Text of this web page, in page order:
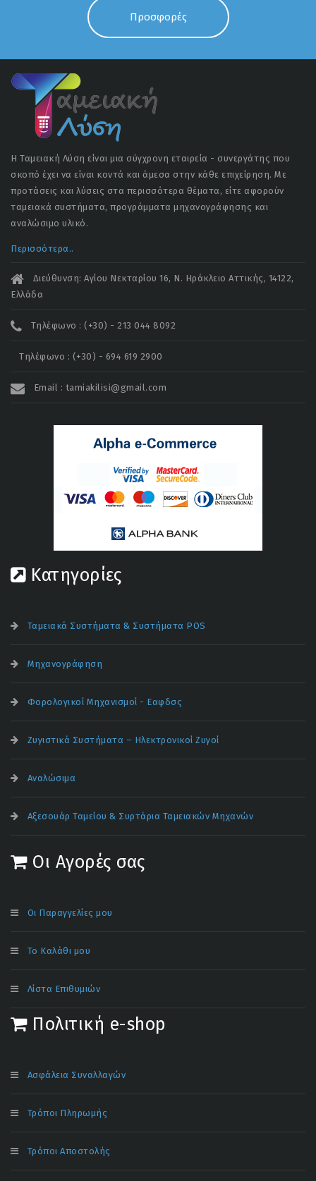
Προσφορές
Η Ταμειακή Λύση είναι μια σύγχρονη εταιρεία - συνεργάτης που
σκοπό έχει να είναι κοντά και άμεσα στην κάθε επιχείρηση. Με
προτάσεις και λύσεις στα περισσότερα θέματα, είτε αφορούν
ταμειακά συστήματα, προγράμματα μηχανογράφησης και
αναλώσιμο υλικό.
Περισσότερα..
Διεύθυνση: Αγίου Νεκταρίου 16, Ν. Ηράκλειο Αττικής, 14122,
Ελλάδα
Τηλέφωνο : (+30) - 213 044 8092
Τηλέφωνο : (+30) - 694 619 2900
Email : tamiakilisi@gmail.com
Κατηγορίες
Ταμειακά Συστήματα & Συστήματα POS
Μηχανογράφηση
Φορολογικοί Μηχανισμοί - Εαφδσς
Ζυγιστικά Συστήματα – Ηλεκτρονικοί Ζυγοί
Αναλώσιμα
Αξεσουάρ Ταμείου & Συρτάρια Ταμειακών Μηχανών
Οι Αγορές σας
Οι Παραγγελίες μου
Το Καλάθι μου
Λίστα Επιθυμιών
Πολιτική e-shop
Ασφάλεια Συναλλαγών
Τρόποι Πληρωμής
Τρόποι Αποστολής